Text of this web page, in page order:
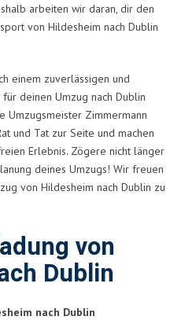
arbeiten wir daran, dir den
von Hildesheim nach Dublin
einem zuverlässigen und
deinen Umzug nach Dublin
Umzugsmeister Zimmermann
und Tat zur Seite und machen
Erlebnis. Zögere nicht länger
deines Umzugs! Wir freuen
von Hildesheim nach Dublin zu
von
Dublin
nach Dublin